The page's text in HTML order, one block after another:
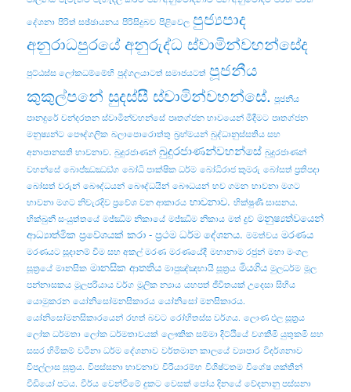
දේශනා පිරිත් සඡ්ඡායනය පිරිසිදුබව පිළිවෙල පුජ්‍යපාද
අනුරාධපුරයේ අනුරුද්ධ ස්වාමින්වහන්සේද
පුට්ඨස්ස ලෝකධම්මේහි පුද්ගලයාටත් සමාජයටත් පූජනීය
කුකුල්පනේ සුදස්සී ස්වාමින්වහන්සේ. පූජනීය
පානදුරේ චන්දරතන ස්වාමින්වහන්සේ පෘතග්ජන භාවයෙන් මිදීමට පෘතග්ජන
මනුෂ්‍යන්ට පෞද්ගලික බලාපොරොත්තු බ්‍රහ්මයන් බුද්ධානුස්සතිය සහ
අනාපානසති භාවනාව. බුදුරජාණන් බුදුරජාණන්වහන්සේ බුදුරජාණන්
වහන්සේ බොජ‍්ඣඣඞ‍්ග බෝධි පාක්ෂික ධර්ම බෝධිරාජ කුමරු බෝසත් ප්‍රතිපදා
බෝසත් වරුන් බෞද්ධයන් බෞද්ධයින් බෞධයන් භව ගමන භාවනා මගට
භාවනා මගට නිවැරදිව ප්‍රවේශ වන ආකාරය භාවනාව. භික්ෂුණී සාසනය.
භික්‌ඛුනී සංයුත්‌තයේ මජ්ඣිම නිකායේ මජ්‌ඣිම නිකාය මත් ද්‍රව්‍ මනුෂ්‍යත්වයෙන්
ආධ්‍යාත්මික ප්‍රවේශයක් කරා - ප්‍රථම ධර්ම දේශනය. මමත්වය මරණය
මරණයට සූදානම් වීම සහ අකල් මරණ මරණයේදී මහානාම රජුන් මහා මංගල
සූත්‍රයේ මානසික මානසික ආතතිය මාපුඤ්ඤභායි සූත්‍රය මියගිය මුලධර්ම මූල
පන්නාසකය මූලපරියාය වර්ග මූලික න්‍යාය යහපත් ජීවිතයක් උදෙසා සිහිය
යොමුකරන යෝනිසෝමනසිකාරය යෝනිසෝ මනසිකාරය.
යෝනිසෝමනසිකාරයෙන් රහත් බවට රෝහිතස්‌ස වර්ගය. ලොණ ඵල සූත්‍රය
ලෝක ධර්මතා ලෝක ධර්මතාවයක් ලෞකික සම්මා දිට්ඨියේ වගකීමි යුතුකමි සහ
සසර හිමිකම් වටිනා ධර්ම දේශනාව වර්තමාන කාලයේ ව්‍යාපාර විදර්ශනාව
විපල්‌ලාස සූත්‍රය. විපස්සනා භාවනාව විරීයාරම්භ විශිෂ්ටතම විශේෂ ශක්තීන්
වීඩියෝ පටය. වීර්ය වෙන්වීමේ දුකට වෙසක් පෝය දිනයේ වේදනානු පස්සනා